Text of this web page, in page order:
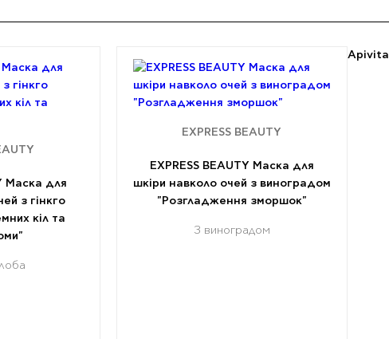
Маска для
з гінкго
кіл та
EXPRESS BEAUTY
EXPRESS BEAUTY Маска для
шкіри навколо очей з виноградом
"Розгладження зморшок"
З виноградом